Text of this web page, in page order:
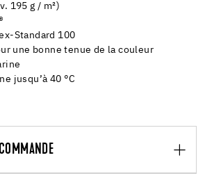
195 g / m²)
Standard 100
une bonne tenue de la couleur
jusqu’à 40 °C